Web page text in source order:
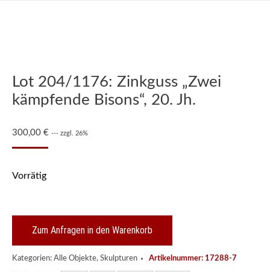
Lot 204/1176: Zinkguss „Zwei
kämpfende Bisons“, 20. Jh.
300,00 € --- zzgl. 26%
Vorrätig
Zum Anfragen in den Warenkorb
Kategorien: Alle Objekte, Skulpturen Artikelnummer: 17288-7